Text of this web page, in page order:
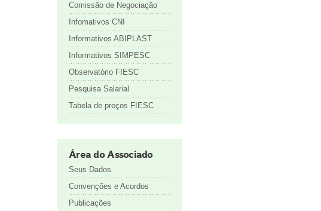
Comissão de Negociação
Infomativos CNI
Informativos ABIPLAST
Informativos SIMPESC
Observatório FIESC
Pesquisa Salarial
Tabela de preços FIESC
Área do Associado
Seus Dados
Convenções e Acordos
Publicações